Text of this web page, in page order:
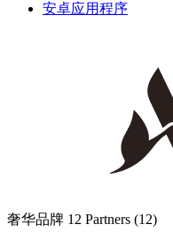
安卓应用程序
奢华品牌 12 Partners (12)